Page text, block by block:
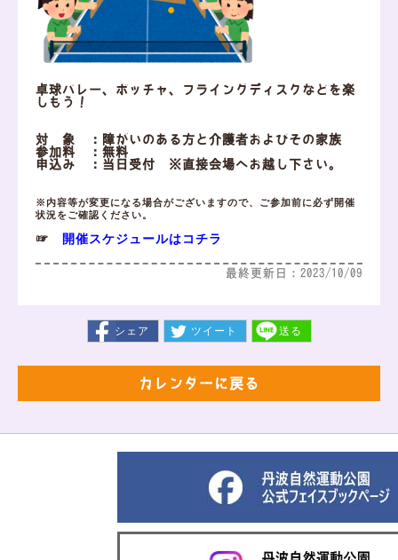
卓球バレー、ボッチャ、フライングディスクなどを楽
しもう！
対 象 ：障がいのある方と介護者およびその家族
参加料 ：無料
申込み ：当日受付 ※直接会場へお越し下さい。
※内容等が変更になる場合がございますので、ご参加前に必ず開催
状況をご確認ください。
☞ 開催スケジュールはコチラ
最終更新日：2023/10/09
シェア ツイート 送る
カレンダーに戻る